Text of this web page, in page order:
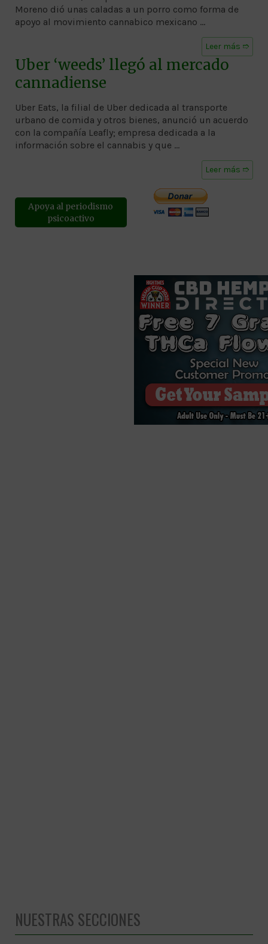
Moreno dió unas caladas a un porro como forma de
apoyo al movimiento cannabico mexicano …
Leer más ➱
Uber ‘weeds’ llegó al mercado
cannadiense
Uber Eats, la filial de Uber dedicada al transporte
urbano de comida y otros bienes, anunció un acuerdo
con la compañía Leafly; empresa dedicada a la
información sobre el cannabis y que …
Leer más ➱
Apoya al periodismo
psicoactivo
NUESTRAS SECCIONES